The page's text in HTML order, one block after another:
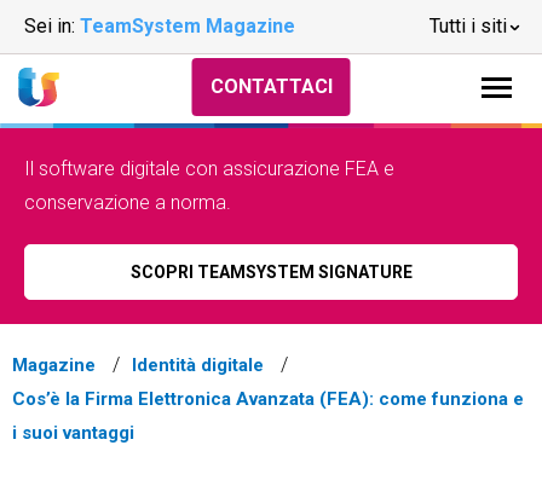
Sei in: TeamSystem Magazine Tutti i siti
CONTATTACI
Il software digitale con assicurazione FEA e
conservazione a norma.
SCOPRI TEAMSYSTEM SIGNATURE
Magazine
Identità digitale
Cos’è la Firma Elettronica Avanzata (FEA): come funziona e
i suoi vantaggi